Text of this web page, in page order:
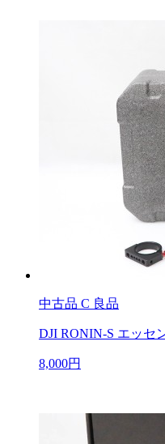
中古品 C 良品
DJI RONIN-S エッセ
8,000円